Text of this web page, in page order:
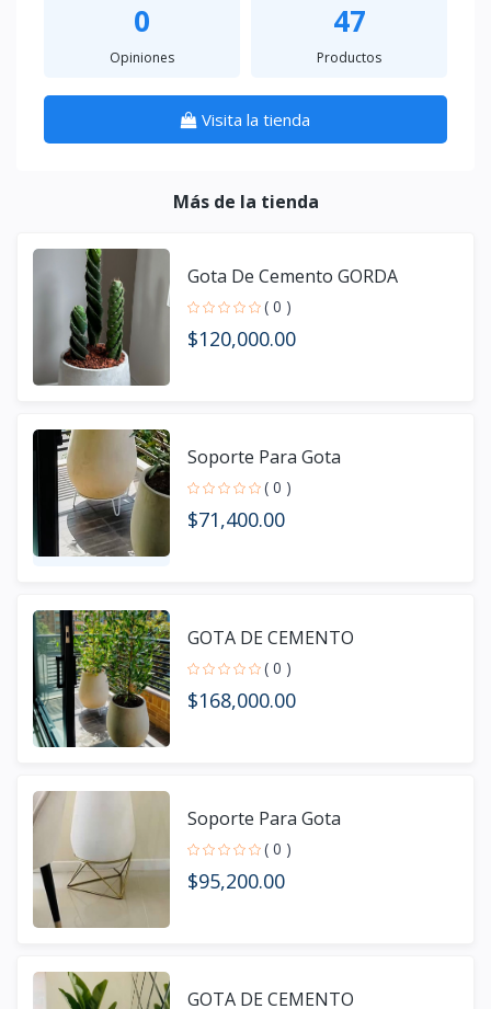
0
Opiniones
47
Productos
Visita la tienda
Más de la tienda
Gota De Cemento GORDA
( 0 )
$120,000.00
Soporte Para Gota
( 0 )
$71,400.00
GOTA DE CEMENTO
( 0 )
$168,000.00
Soporte Para Gota
( 0 )
$95,200.00
GOTA DE CEMENTO